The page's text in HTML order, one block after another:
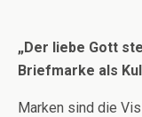
„Der liebe Gott
Briefmarke als
Marken sind die